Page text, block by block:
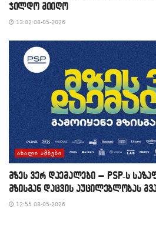
ჯილდო მიიღო
13:02 08-05-2026
ᲐᲮᲐᲚᲘ ᲐᲛᲑᲔᲑᲘ
მზეს ვერ დაემალები – PSP-ს
მზისგან დაცვის აუცილებლობას
12:55 08-05-2026